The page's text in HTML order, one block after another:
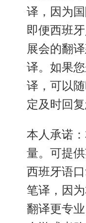
译，因为
即便西班
展会的翻
译。如果
译，可以
定及时回复
本人承诺
量。可提
西班牙语
笔译，因
翻译更专